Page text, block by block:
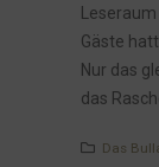
Gäste
Nur das
das
Das